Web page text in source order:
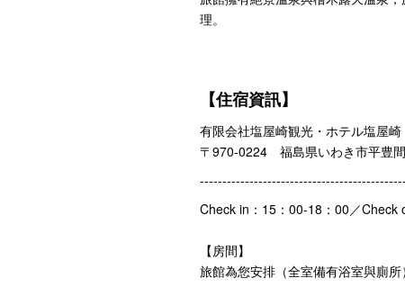
理。
【住宿資訊】
有限会社塩屋崎観光・ホテル塩屋崎
〒970-0224 福島県いわき市平豊
Check in：15：00-18：00／Check
【房間】
旅館為您安排（全室備有浴室與廁所）